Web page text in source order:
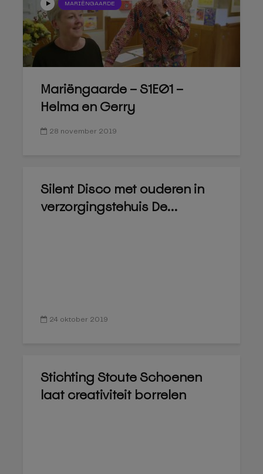
MARIËNGAARDE
Mariëngaarde – S1E01 –
Helma en Gerry
28 november 2019
Silent Disco met ouderen in
verzorgingstehuis De...
24 oktober 2019
Stichting Stoute Schoenen
laat creativiteit borrelen